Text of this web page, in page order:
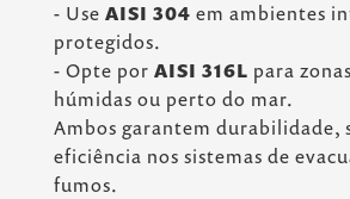
- Use AISI 304 em ambientes
protegidos.
- Opte por AISI 316L para
húmidas ou perto do mar.
Ambos garantem durabilidade,
eficiência nos sistemas de
fumos.